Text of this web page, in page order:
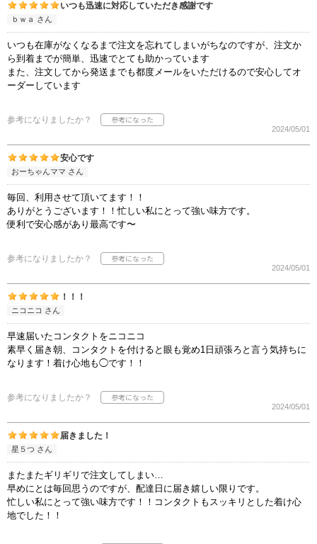
いつも迅速に対応していただき感謝です
ｂｗａ さん
いつも在庫がなくなるまで注文を忘れてしまいがちなのですが、注文か
ら到着までが簡単、迅速でとても助かっています
また、注文してから発送までも都度メールをいただけるので安心してオ
ーダーしています
参考になりましたか？
2024/05/01
安心です
おーちゃんママ さん
毎回、利用させて頂いてます！！
ありがとうございます！！忙しい私にとって強い味方です。
便利で安心感があり最高です〜
参考になりましたか？
2024/05/01
！！！
ニコニコ さん
早速届いたコンタクトをニコニコ
素早く届き朝、コンタクトを付けると眼も覚め1日頑張ろと言う気持ちに
なります！着け心地も◯です！！
参考になりましたか？
2024/05/01
届きました！
星５つ さん
またまたギリギリで注文してしまい…
早めにとは毎回思うのですが、配達日に届き嬉しい限りです。
忙しい私にとって強い味方です！！コンタクトもスッキリとした着け心
地でした！！